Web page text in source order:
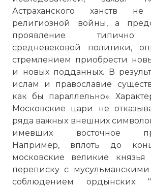
Астраханского ханств
религиозной войны, а
проявление типично
средневековой политики,
стремлением приобрести
и новых подданных. В
ислам и православие
как бы параллельно».
Московские цари не
ряда важных внешних
имевших восточное
Например, вплоть до
московские великие
переписку с
соблюдением ордынских
Вернуться в статью:Золотая